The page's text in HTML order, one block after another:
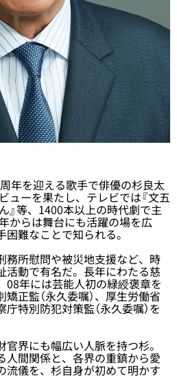
年を迎える歌手で俳優の杉良太
ューを果たし、テレビでは『文五
』等、1400本以上の時代劇で主
からは舞台にも活躍の場を広
難なことで知られる。
所慰問や被災地支援など、時
活動で有名だ。長年にわたる慈
08年には芸能人初の緑綬褒章を
正監（永久委嘱）、厚生労働省
特別防犯対策監（永久委嘱）を
界にも幅広い人脈を持つ杉。
人間関係と、各界の重鎮から愛
流儀を、杉自身が初めて明かす